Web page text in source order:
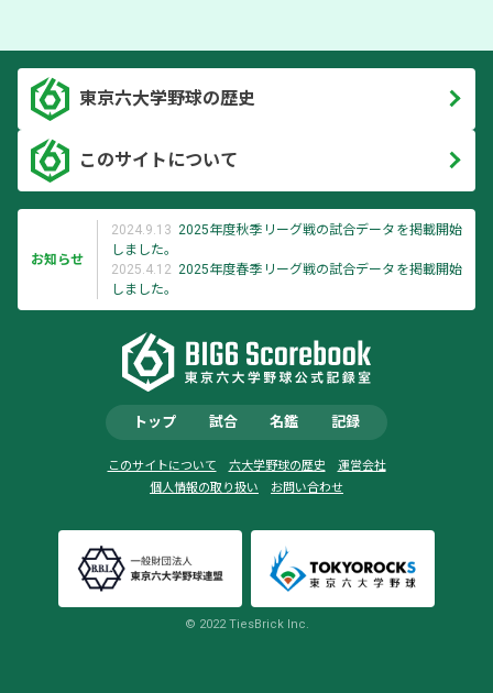
東京六大学野球の歴史
このサイトについて
お知らせ
2024.9.13 2025年度秋季リーグ戦の試合データを掲載開始
しました。
2025.4.12 2025年度春季リーグ戦の試合データを掲載開始
しました。
トップ 試合 名鑑 記録
このサイトについて 六大学野球の歴史
運営会社
個人情報の取り扱い
お問い合わせ
© 2022 TiesBrick Inc.